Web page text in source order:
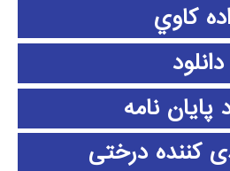
كاوي
دانلود
پايان نامه
کننده درختی